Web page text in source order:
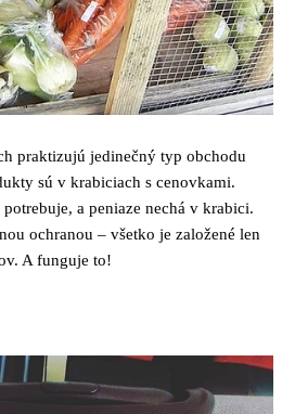
praktizujú jedinečný typ obchodu
sú v krabiciach s cenovkami.
a peniaze nechá v krabici.
ochranou – všetko je založené len
A funguje to!